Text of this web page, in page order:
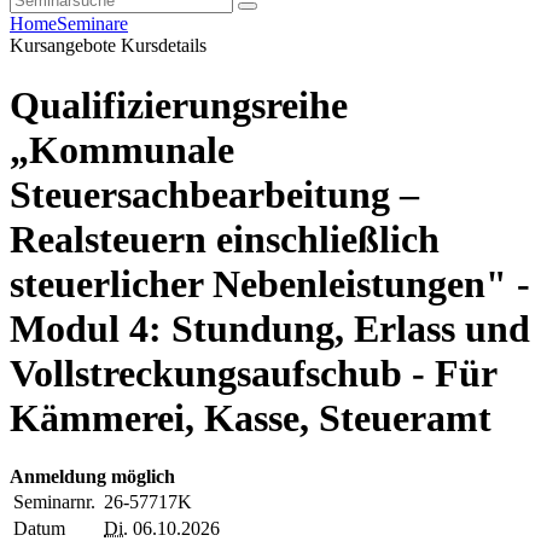
HomeSeminare
Kursangebote Kursdetails
Qualifizierungsreihe
„Kommunale
Steuersachbearbeitung –
Realsteuern einschließlich
steuerlicher Nebenleistungen" -
Modul 4: Stundung, Erlass und
Vollstreckungsaufschub - Für
Kämmerei, Kasse, Steueramt
Anmeldung möglich
Seminarnr. 26-57717K
Datum
Di. 06.10.2026